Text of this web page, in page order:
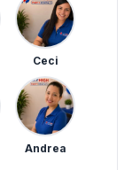
Ceci
Andrea